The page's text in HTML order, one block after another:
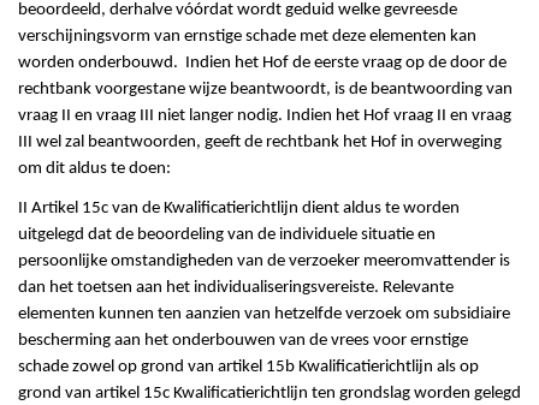
beoordeeld, derhalve vóórdat wordt geduid welke gevreesde
verschijningsvorm van ernstige schade met deze elementen kan
worden onderbouwd. Indien het Hof de eerste vraag op de door de
rechtbank voorgestane wijze beantwoordt, is de beantwoording van
vraag II en vraag III niet langer nodig. Indien het Hof vraag II en vraag
III wel zal beantwoorden, geeft de rechtbank het Hof in overweging
om dit aldus te doen:
II Artikel 15c van de Kwalificatierichtlijn dient aldus te worden
uitgelegd dat de beoordeling van de individuele situatie en
persoonlijke omstandigheden van de verzoeker meeromvattender is
dan het toetsen aan het individualiseringsvereiste. Relevante
elementen kunnen ten aanzien van hetzelfde verzoek om subsidiaire
bescherming aan het onderbouwen van de vrees voor ernstige
schade zowel op grond van artikel 15b Kwalificatierichtlijn als op
grond van artikel 15c Kwalificatierichtlijn ten grondslag worden gelegd